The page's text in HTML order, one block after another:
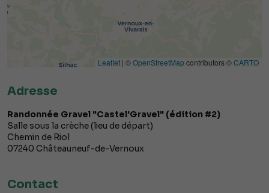
Leaflet | ©OpenStreetMap contributors ©CARTO
Adresse
Randonnée Gravel "Castel'Gravel" (édition #2)
Salle sous la crèche (lieu de départ)
Chemin de Riol
07240 Châteauneuf-de-Vernoux
Contact